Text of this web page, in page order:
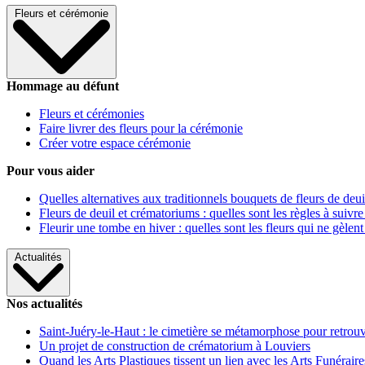
Fleurs et cérémonie
Hommage au défunt
Fleurs et cérémonies
Faire livrer des fleurs pour la cérémonie
Créer votre espace cérémonie
Pour vous aider
Quelles alternatives aux traditionnels bouquets de fleurs de
Fleurs de deuil et crématoriums : quelles sont les règles à
Fleurir une tombe en hiver : quelles sont les fleurs qui ne gèlent
Actualités
Nos actualités
Saint-Juéry-le-Haut : le cimetière se métamorphose pour
Un projet de construction de crématorium à Louviers
Quand les Arts Plastiques tissent un lien avec les Arts